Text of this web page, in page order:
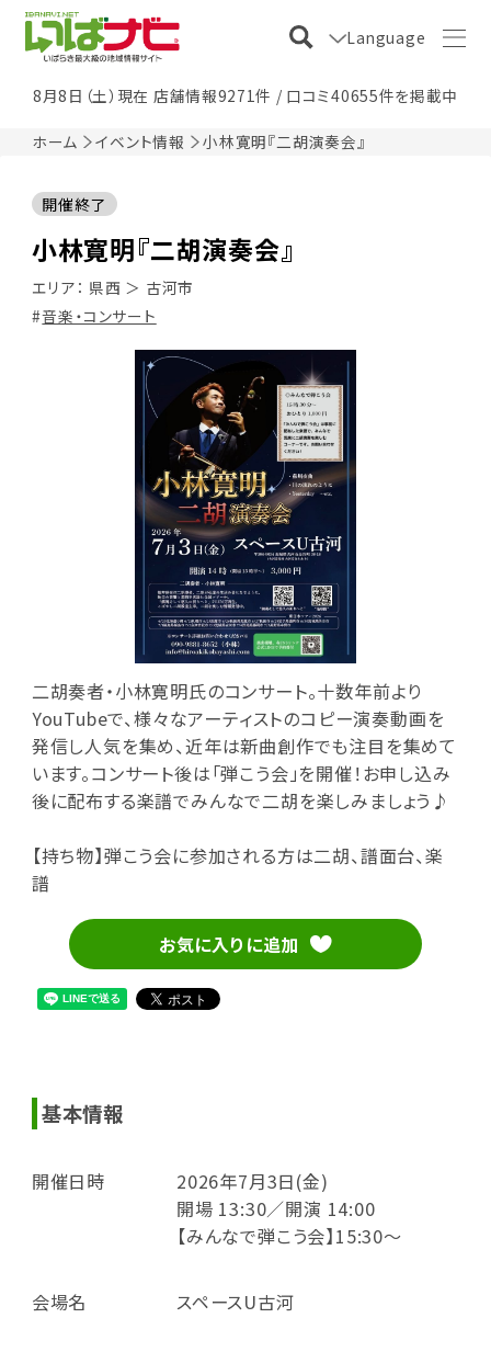
Language
8月8日（土）現在 店舗情報9271件 / 口コミ40655件を掲載中
ホーム イベント情報 小林寛明『二胡演奏会』
小林寛明『二胡演奏会』
開催終了
エリア： 県西 ＞ 古河市
音楽・コンサート
二胡奏者・小林寛明氏のコンサート。十数年前より
YouTubeで、様々なアーティストのコピー演奏動画を
発信し人気を集め、近年は新曲創作でも注目を集めて
います。コンサート後は「弾こう会」を開催！お申し込み
後に配布する楽譜でみんなで二胡を楽しみましょう♪
【持ち物】弾こう会に参加される方は二胡、譜面台、楽
譜
お気に入りに追加
基本情報
開催日時
2026年7月3日(金)
開場 13:30／開演 14:00
【みんなで弾こう会】15:30～
会場名 スペースU古河